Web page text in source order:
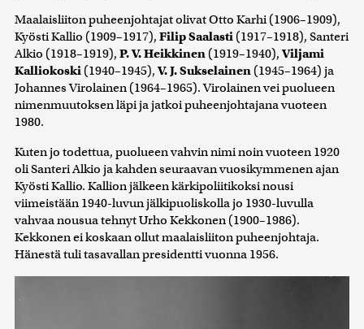
tietoja muihin tietoihin, joita olet antanut heille tai joita on
kerätty, kun olet käyttänyt heidän palvelujaan. Tietoja
saatetaan myös siirtää ulkomaille.
Maalaisliiton puheenjohtajat olivat Otto Karhi (1906–1909),
Kyösti Kallio (1909–1917), Filip Saalasti (1917–1918), Santeri
Alkio (1918–1919), P. V. Heikkinen (1919–1940),Viljami
Kalliokoski (1940–1945),V. J. Sukselainen (1945–1964) ja
Johannes Virolainen (1964–1965). Virolainen vei puolueen
nimenmuutoksen läpi ja jatkoi puheenjohtajana vuoteen
1980.
Kuten jo todettua, puolueen vahvin nimi noin vuoteen 1920
oli Santeri Alkio ja kahden seuraavan vuosikymmenen ajan
Kyösti Kallio. Kallion jälkeen kärkipoliitikoksi nousi
viimeistään 1940-luvun jälkipuoliskolla jo 1930-luvulla
vahvaa nousua tehnyt Urho Kekkonen (1900–1986).
Kekkonen ei koskaan ollut maalaisliiton puheenjohtaja.
Hänestä tuli tasavallan presidentti vuonna 1956.